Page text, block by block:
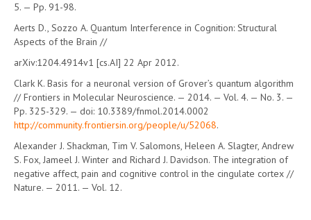
5. — Pp. 91-98.
Aerts D., Sozzo A. Quantum Interference in Cognition: Structural
Aspects of the Brain //
arXiv:1204.4914v1 [cs.AI] 22 Apr 2012.
Clark K. Basis for a neuronal version of Grover’s quantum algorithm
// Frontiers in Molecular Neuroscience. — 2014. — Vol. 4. — No. 3. —
Pp. 325-329. — doi: 10.3389/fnmol.2014.0002
http://community.frontiersin.org/people/u/52068.
Alexander J. Shackman, Tim V. Salomons, Heleen A. Slagter, Andrew
S. Fox, Jameel J. Winter and Richard J. Davidson. The integration of
negative affect, pain and cognitive control in the cingulate cortex //
Nature. — 2011. — Vol. 12.